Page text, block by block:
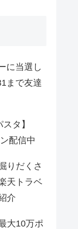
に当選し
まで友達
タ】
配信中
りだくさ
天トラベ
介
大10万ポ